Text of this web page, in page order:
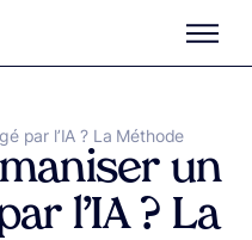
par l’IA ? La Méthode
un
l’IA ? La